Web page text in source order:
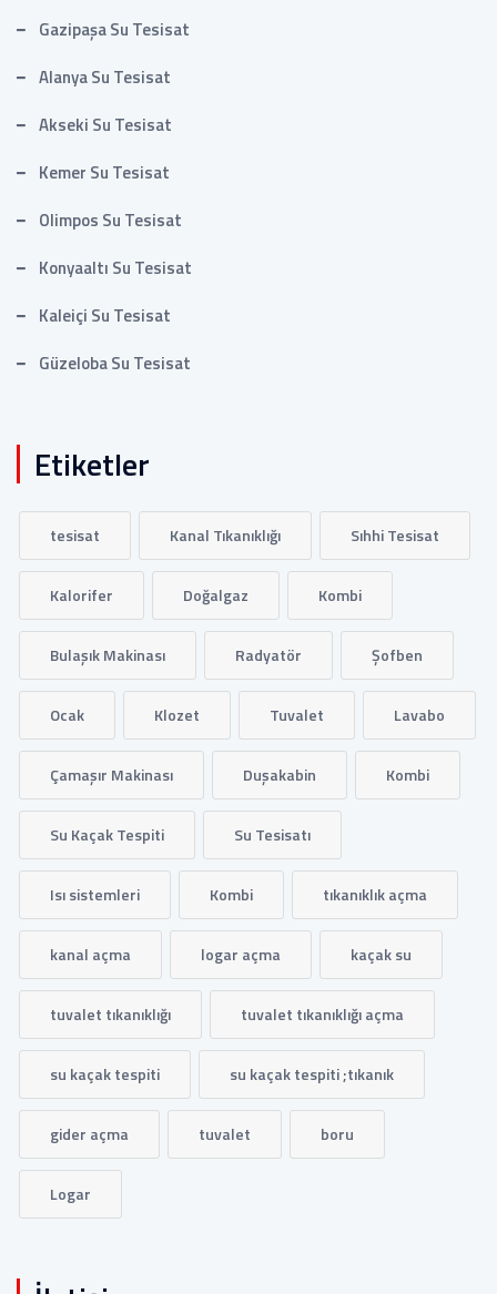
Gazipaşa Su Tesisat
Alanya Su Tesisat
Akseki Su Tesisat
Kemer Su Tesisat
Olimpos Su Tesisat
Konyaaltı Su Tesisat
Kaleiçi Su Tesisat
Güzeloba Su Tesisat
Etiketler
tesisat Kanal Tıkanıklığı Sıhhi Tesisat
Kalorifer Doğalgaz Kombi
Bulaşık Makinası Radyatör Şofben
Ocak Klozet Tuvalet Lavabo
Çamaşır Makinası Duşakabin Kombi
Su Kaçak Tespiti Su Tesisatı
Isı sistemleri Kombi tıkanıklık açma
kanal açma logar açma kaçak su
tuvalet tıkanıklığı tuvalet tıkanıklığı açma
su kaçak tespiti su kaçak tespiti ;tıkanık
gider açma tuvalet boru
Logar